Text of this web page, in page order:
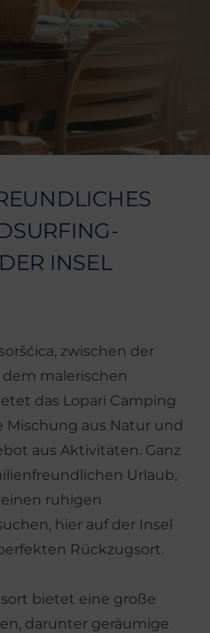
INSEL
zwischen der
malerischen
das Lopari Camping
Mischung aus Natur und
aus Aktivitäten. Ganz
Urlaub,
ruhigen
hier auf der Insel
Rückzugsort.
bietet eine große
darunter geräumige